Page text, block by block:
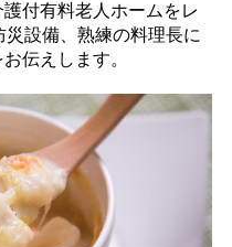
付有料老人ホームをレ
設備、熟練の料理長に
伝えします。